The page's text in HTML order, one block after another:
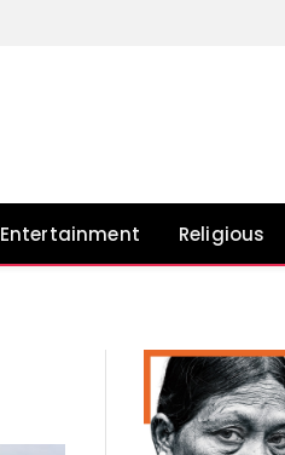
Entertainment Religious